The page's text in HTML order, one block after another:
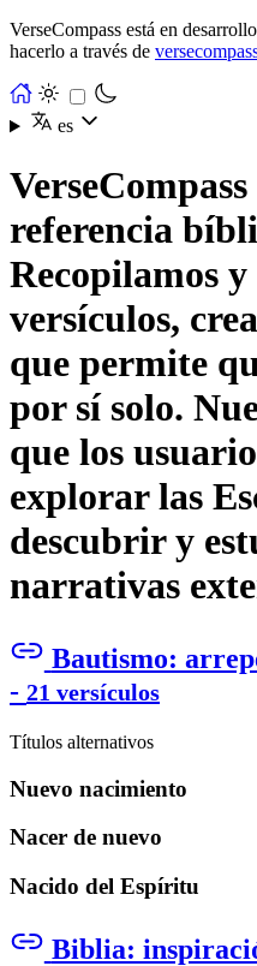
VerseCompass está en
hacerlo a través de
es
VerseCompass
referencia
Recopilamos
versículos,
que permite
por sí solo.
que los
explorar las
descubrir y
narrativas
Bautismo:
- 21 versículos
Títulos alternativos
Nuevo nacimiento
Nacer de nuevo
Nacido del Espíritu
Biblia: